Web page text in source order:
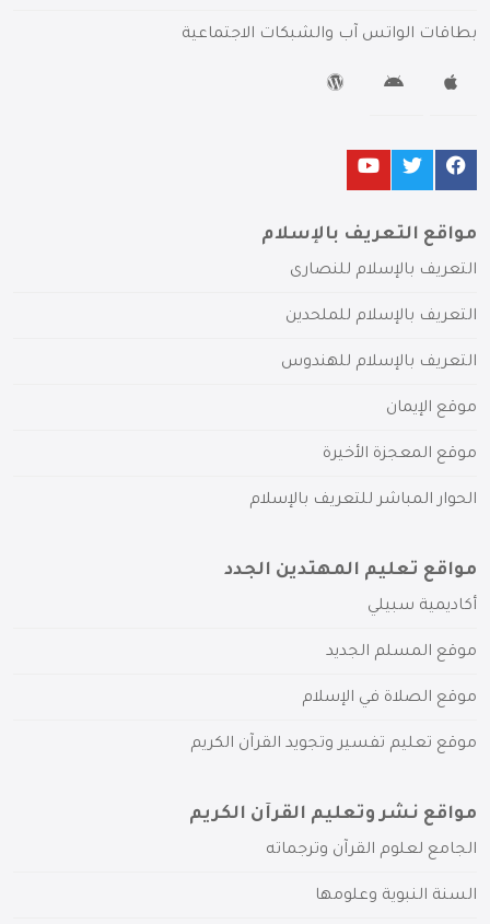
بطاقات الواتس آب والشبكات الاجتماعية
مواقع التعريف بالإسلام
التعريف بالإسلام للنصارى
التعريف بالإسلام للملحدين
التعريف بالإسلام للهندوس
موقع الإيمان
موقع المعجزة الأخيرة
الحوار المباشر للتعريف بالإسلام
مواقع تعليم المهتدين الجدد
أكاديمية سبيلي
موقع المسلم الجديد
موقع الصلاة في الإسلام
موقع تعليم تفسير وتجويد القرآن الكريم
مواقع نشر وتعليم القرآن الكريم
الجامع لعلوم القرآن وترجماته
السنة النبوية وعلومها